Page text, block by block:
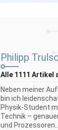
Philipp
Alle 1111 Artikel
Neben meiner
bin ich
Physik-Student
Technik –
und Prozessoren...